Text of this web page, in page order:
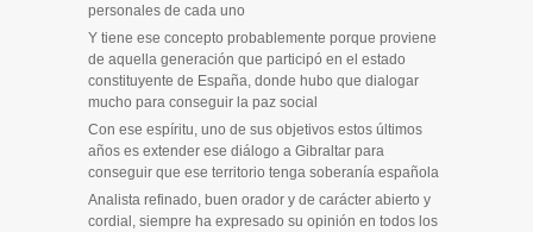
personales de cada uno
Y tiene ese concepto probablemente porque proviene
de aquella generación que participó en el estado
constituyente de España, donde hubo que dialogar
mucho para conseguir la paz social
Con ese espíritu, uno de sus objetivos estos últimos
años es extender ese diálogo a Gibraltar para
conseguir que ese territorio tenga soberanía española
Analista refinado, buen orador y de carácter abierto y
cordial, siempre ha expresado su opinión en todos los